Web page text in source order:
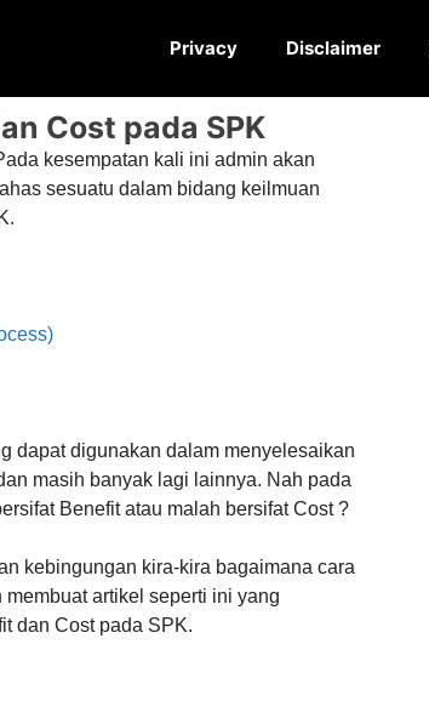
Privacy Disclaimer
Cost pada SPK
kesempatan kali ini admin akan
sesuatu dalam bidang keilmuan
dapat digunakan dalam menyelesaikan
masih banyak lagi lainnya. Nah pada
Benefit atau malah bersifat Cost ?
kebingungan kira-kira bagaimana cara
artikel seperti ini yang
dan Cost pada SPK.